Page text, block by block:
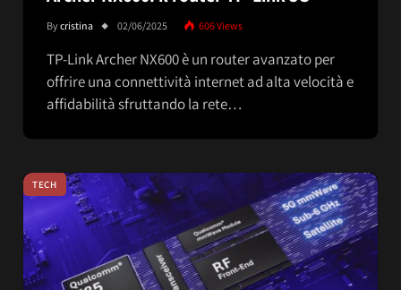
Bycristina 02/06/2025 606Views
TP-Link Archer NX600 è un router avanzato per
offrire una connettività internet ad alta velocità e
affidabilità sfruttando la rete…
TECH